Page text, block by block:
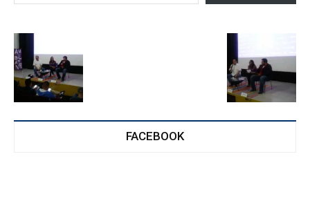
FACEBOOK